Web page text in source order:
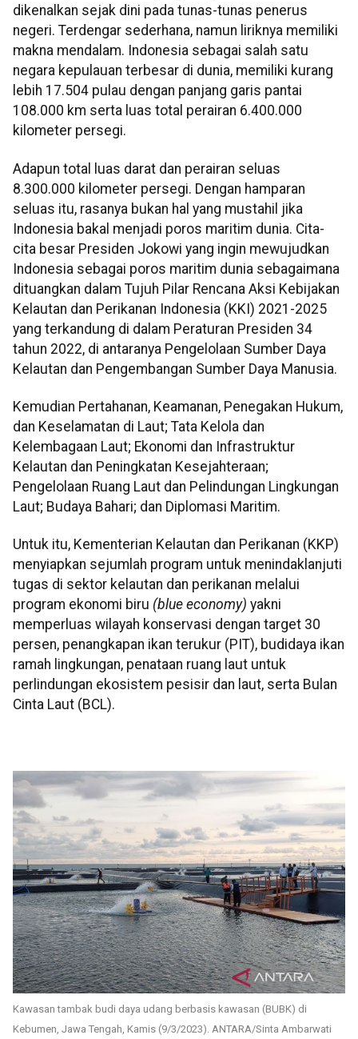
dikenalkan sejak dini pada tunas-tunas penerus
negeri. Terdengar sederhana, namun liriknya memiliki
makna mendalam. Indonesia sebagai salah satu
negara kepulauan terbesar di dunia, memiliki kurang
lebih 17.504 pulau dengan panjang garis pantai
108.000 km serta luas total perairan 6.400.000
kilometer persegi.
Adapun total luas darat dan perairan seluas
8.300.000 kilometer persegi. Dengan hamparan
seluas itu, rasanya bukan hal yang mustahil jika
Indonesia bakal menjadi poros maritim dunia. Cita-
cita besar Presiden Jokowi yang ingin mewujudkan
Indonesia sebagai poros maritim dunia sebagaimana
dituangkan dalam Tujuh Pilar Rencana Aksi Kebijakan
Kelautan dan Perikanan Indonesia (KKI) 2021-2025
yang terkandung di dalam Peraturan Presiden 34
tahun 2022, di antaranya Pengelolaan Sumber Daya
Kelautan dan Pengembangan Sumber Daya Manusia.
Kemudian Pertahanan, Keamanan, Penegakan Hukum,
dan Keselamatan di Laut; Tata Kelola dan
Kelembagaan Laut; Ekonomi dan Infrastruktur
Kelautan dan Peningkatan Kesejahteraan;
Pengelolaan Ruang Laut dan Pelindungan Lingkungan
Laut; Budaya Bahari; dan Diplomasi Maritim.
Untuk itu, Kementerian Kelautan dan Perikanan (KKP)
menyiapkan sejumlah program untuk menindaklanjuti
tugas di sektor kelautan dan perikanan melalui
program ekonomi biru (blue economy) yakni
memperluas wilayah konservasi dengan target 30
persen, penangkapan ikan terukur (PIT), budidaya ikan
ramah lingkungan, penataan ruang laut untuk
perlindungan ekosistem pesisir dan laut, serta Bulan
Cinta Laut (BCL).
Kawasan tambak budi daya udang berbasis kawasan (BUBK) di
Kebumen, Jawa Tengah, Kamis (9/3/2023). ANTARA/Sinta Ambarwati